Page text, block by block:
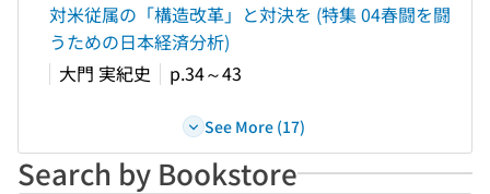
対米従属の「構造改革」と対決を (特集 04春闘を闘
うための日本経済分析)
大門 実紀史
p.34～43
See More (17)
Search by Bookstore